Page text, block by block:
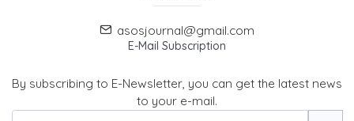
asosjournal@gmail.com
E-Mail Subscription
By subscribing to E-Newsletter, you can get the latest news
to your e-mail.